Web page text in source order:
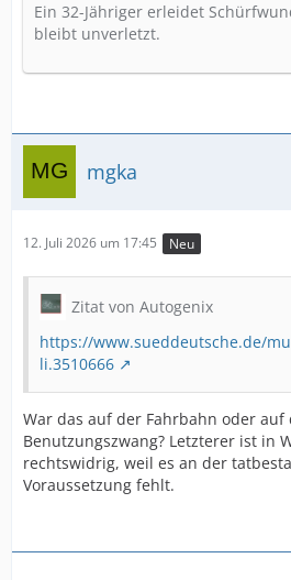
Ein 32-Jähriger erleidet
bleibt unverletzt.
mgka
12. Juli 2026 um 17:45 Neu
Zitat von Autogenix
https://www.sueddeutsche.de/
li.3510666
War das auf der Fahrbahn oder auf
Benutzungszwang? Letzterer ist in
rechtswidrig, weil es an der
Voraussetzung fehlt.